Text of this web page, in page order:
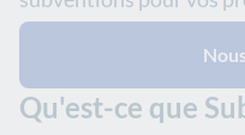
Qu'est-ce que